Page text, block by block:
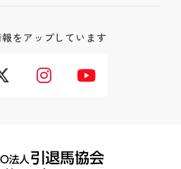
をアップしています